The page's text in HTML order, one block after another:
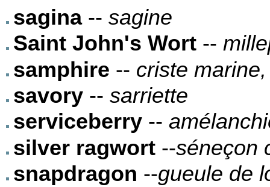
sagina-- sagine
Saint John's Wort --
samphire -- criste
savory -- sarriette
serviceberry --
silver ragwort --séneçon
snapdragon --gueule de